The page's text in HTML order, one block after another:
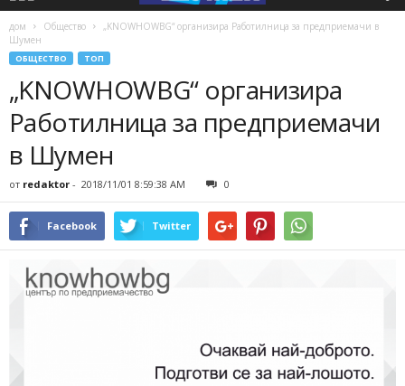
дом Общество
„KNOWHOWBG“ организира Работилница за предприемачи в
Шумен
ОБЩЕСТВО ТОП
„KNOWHOWBG“ организира
Работилница за предприемачи
в Шумен
от redaktor - 2018/11/01 8:59:38 AM 0
Facebook Twitter